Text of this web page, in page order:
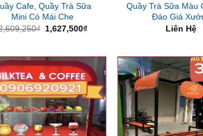
Cafe, Quầy Trà Sữa
Mini Có Mái Che
₫ Giá
1,627,500₫Giá
1,627,500₫.
Quầy Trà Sữa Màu
Đáo Giá
Liên Hệ